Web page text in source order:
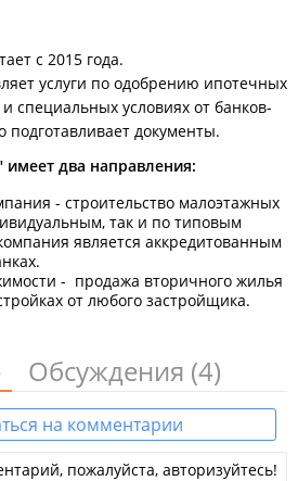
с 2015 года.
услуги по одобрению ипотечных
специальных условиях от банков-
документы.
два направления:
- строительство малоэтажных
так и по типовым
является аккредитованным
- продажа вторичного жилья
от любого застройщика.
Обсуждения (4)
на комментарии
пожалуйста, авторизуйтесь!